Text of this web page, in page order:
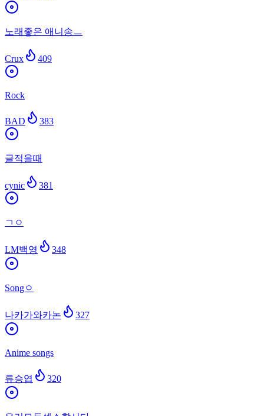
노래좋은 애니송ㅡ
Crux 409
Rock
BAD 383
글적을때
cynic 381
ㄱㅇ
LM백영 348
Songㅇ
나카가와카논 327
Anime songs
류승엽 320